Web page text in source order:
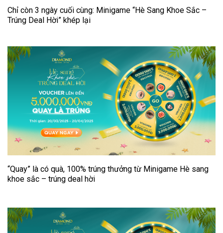
Chỉ còn 3 ngày cuối cùng: Minigame “Hè Sang Khoe Sắc –
Trúng Deal Hời” khép lại
“Quay” là có quà, 100% trúng thưởng từ Minigame Hè sang
khoe sắc – trúng deal hời